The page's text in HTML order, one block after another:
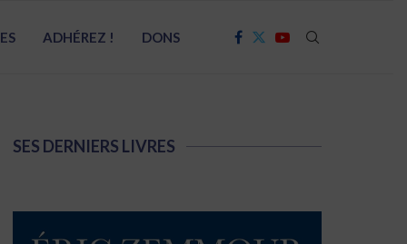
ADHÉREZ ! DONS
SES DERNIERS LIVRES